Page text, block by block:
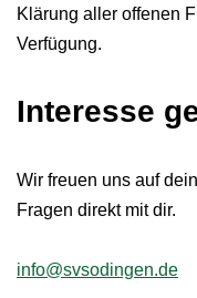
Klärung aller offenen
Verfügung.
Interesse
Wir freuen uns auf
Fragen direkt mit dir.
info@svsodingen.de